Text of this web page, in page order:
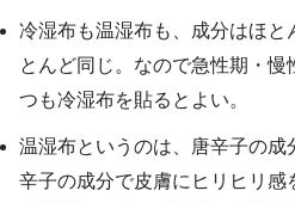
冷湿布も温湿布も、成分はほと
とんど同じ。なので急性期・
つも冷湿布を貼るとよい。
温湿布というのは、唐辛子の
辛子の成分で皮膚にヒリヒリ感